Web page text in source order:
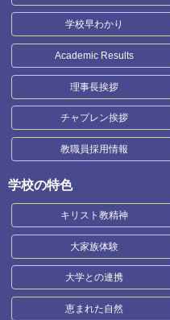
学校早わかり
Academic Results
理事長挨拶
チャプレン挨拶
教職員採用情報
学校の特色
キリスト教精神
大家族体験
大学との連携
恵まれた自然